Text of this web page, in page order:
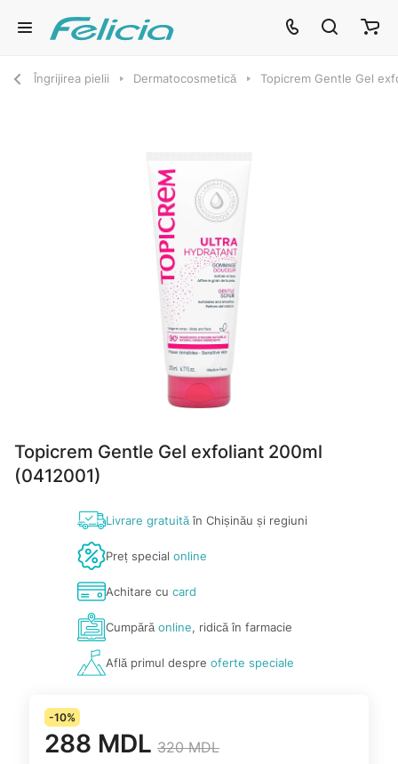
Îngrijirea pielii Dermatocosmetică Topicrem Gentle Gel
Topicrem Gentle Gel exfoliant 200ml
(0412001)
Livrare gratuităîn Chișinău și regiuni
Preț special online
Achitare cu card
Cumpărăonline, ridică în farmacie
Află primul despre oferte speciale
-10%
288 MDL 320 MDL